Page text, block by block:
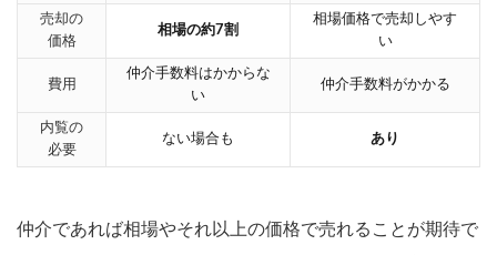
売却の
価格
相場の約7割
相場価格で売却しやす
い
費用
仲介手数料はかからな
い
仲介手数料がかかる
内覧の
必要
ない場合も あり
仲介であれば相場やそれ以上の価格で売れることが期待で